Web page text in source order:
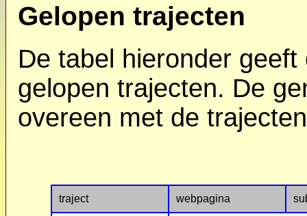
Gelopen trajecten
De tabel hieronder
gelopen trajecten. De
overeen met de
traject webpagina